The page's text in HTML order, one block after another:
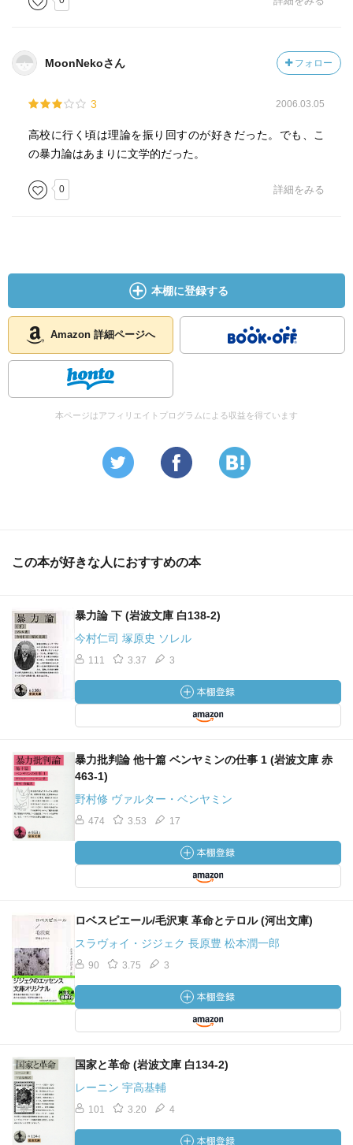
MoonNekoさん フォロー
3 2006.03.05
高校に行く頃は理論を振り回すのが好きだった。でも、こ
の暴力論はあまりに文学的だった。
0 詳細をみる
本棚に登録する
Amazon 詳細ページへ
本ページはアフィリエイトプログラムによる収益を得ています
この本が好きな人におすすめの本
暴力論 下 (岩波文庫 白138-2)
今村仁司 塚原史 ソレル
111 3.37 3
暴力批判論 他十篇 ベンヤミンの仕事 1 (岩波文庫 赤
463-1)
野村修 ヴァルター・ベンヤミン
474 3.53 17
ロベスピエール/毛沢東 革命とテロル (河出文庫)
スラヴォイ・ジジェク 長原豊 松本潤一郎
90 3.75 3
国家と革命 (岩波文庫 白134-2)
レーニン 宇高基輔
101 3.20 4